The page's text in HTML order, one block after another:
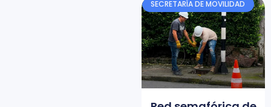
SECRETARÍA DE MOVILIDAD